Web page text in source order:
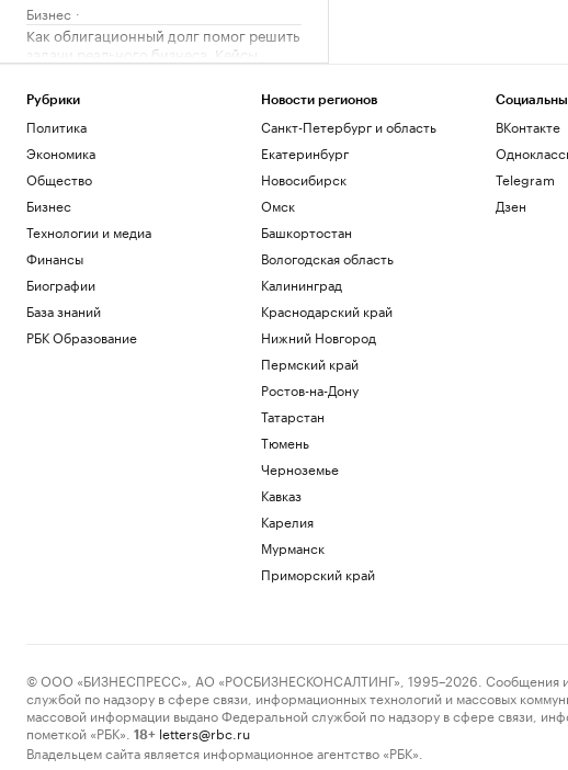
Бизнес
Как облигационный долг помог решить
задачи реального бизнеса. Кейсы
В кабмине Литвы поспорили из-за
Рост цен на жилье в июле охватил все
округа Москвы
Недвижимость
OpenAI выпустит умную колонку в
форме пончика стоимостью более
$300
Технологии и медиа
Почему инвесторы выбирают офисы в
оживленных районах Москвы
Патология управления: как высокие
Военная операция на Украине. Онлайн
Руководителю тоже нужно планировать
Рубрики
Политика
Экономика
Общество
Бизнес
Технологии и медиа
Финансы
Биографии
База знаний
РБК Образование
Новости регионов
Санкт-Петербург и область
Екатеринбург
Новосибирск
Омск
Башкортостан
Вологодская область
Калининград
Краснодарский край
Нижний Новгород
Пермский край
Ростов-на-Дону
Татарстан
Тюмень
Черноземье
Кавказ
Карелия
Мурманск
Приморский край
ВКонтакте
Telegram
Дзен
© ООО «БИЗНЕСПРЕСС», АО «РОСБИЗНЕСКОНСАЛТИНГ», 1995–2026. Сообщения и
службой по надзору в сфере связи, информационных технологий и массовых
массовой информации выдано Федеральной службой по надзору в сфере связи,
пометкой «РБК».
18+ letters@rbc.ru
Владельцем сайта является информационное агентство «РБК».